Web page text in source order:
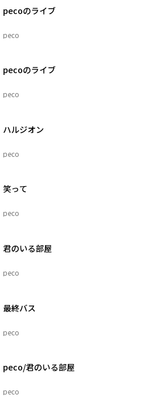
pecoのライブ
peco
pecoのライブ
peco
ハルジオン
peco
笑って
peco
君のいる部屋
peco
最終バス
peco
peco/君のいる部屋
peco